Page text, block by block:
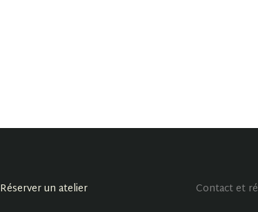
Réserver un atelier
Contact et